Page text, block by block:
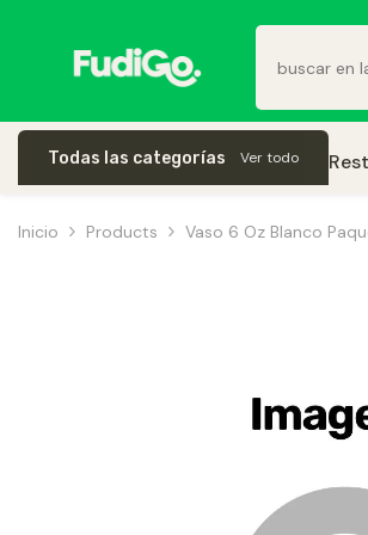
Todas las categorías Ver todo
Inicio Products Vaso 6 Oz Blanco